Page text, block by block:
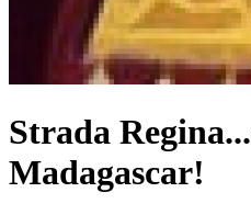
Strada
Madagascar!